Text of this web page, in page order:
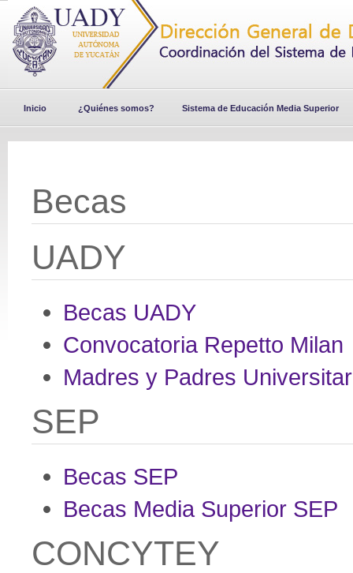
Inicio ¿Quiénes somos? Sistema de Educación Media Superior
Becas
UADY
Becas UADY
Convocatoria Repetto Milan
Madres y Padres
SEP
Becas SEP
Becas Media Superior SEP
CONCYTEY